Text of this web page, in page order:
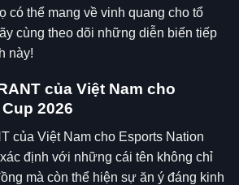
có thể mang về vinh quang cho tổ
cùng theo dõi những diễn biến tiếp
này!
của Việt Nam cho
2026
của Việt Nam cho Esports Nation
định với những cái tên không chỉ
mà còn thể hiện sự ăn ý đáng kinh